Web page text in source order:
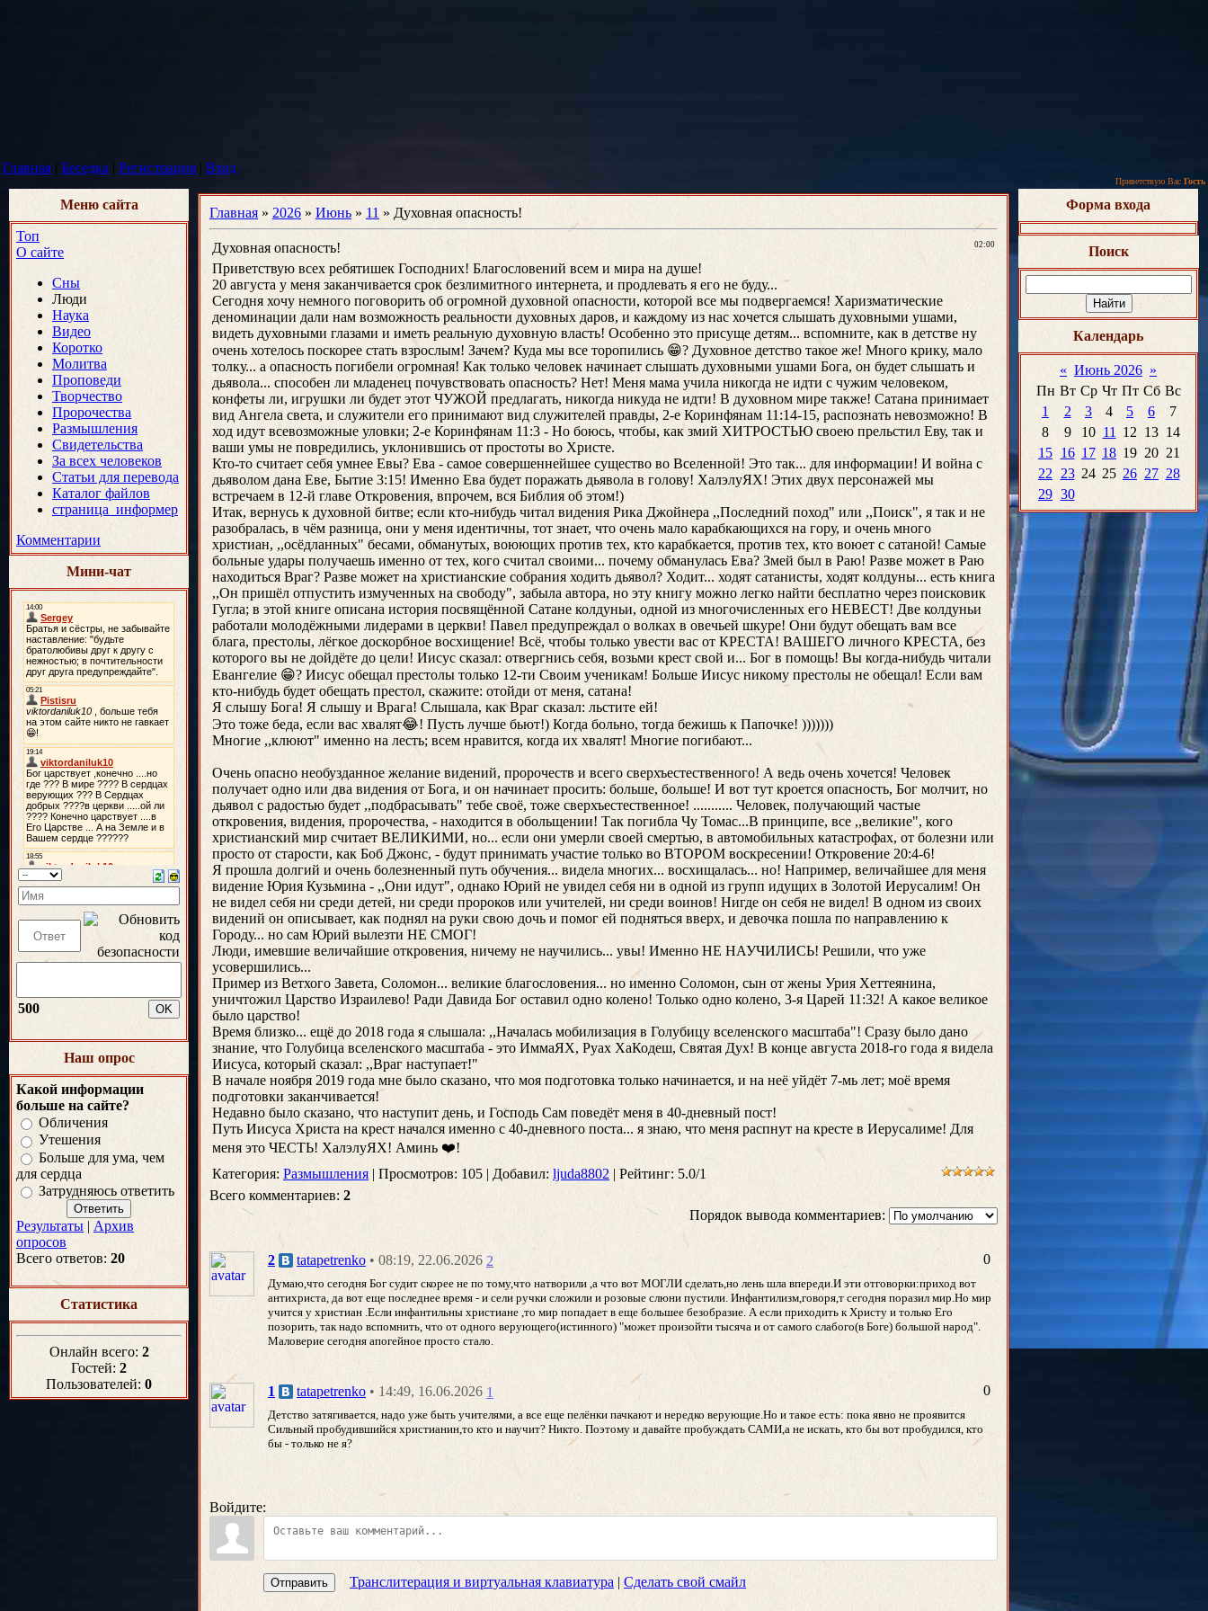
Главная | Беседка | Регистрация | Вход
Приветствую Вас Гость
Меню сайта
Топ
О сайте
Сны
Люди
Наука
Видео
Коротко
Молитва
Проповеди
Творчество
Пророчества
Размышления
Свидетельства
За всех человеков
Статьи для перевода
Каталог файлов
страница_информер
Комментарии
Мини-чат
500
Наш опрос
Какой информации
больше на сайте?
Обличения
Утешения
Больше для ума, чем
для сердца
Затрудняюсь ответить
Результаты | Архив
опросов
Всего ответов: 20
Статистика
Онлайн всего: 2
Гостей: 2
Пользователей: 0
Главная » 2026 » Июнь » 11 » Духовная опасность!
02:00
Духовная опасность!
Приветствую всех ребятишек Господних! Благословений всем и мира на душе!
20 августа у меня заканчивается срок безлимитного интернета, и продлевать я его не буду...
Сегодня хочу немного поговорить об огромной духовной опасности, которой все мы подвергаемся! Харизматические
деноминации дали нам возможность реальности духовных даров, и каждому из нас хочется слышать духовными ушами,
видеть духовными глазами и иметь реальную духовную власть! Особенно это присуще детям... вспомните, как в детстве ну
очень хотелось поскорее стать взрослым! Зачем? Куда мы все торопились 😁? Духовное детство такое же! Много крику, мало
толку... а опасность погибели огромная! Как только человек начинает слышать духовными ушами Бога, он будет слышать и
дьявола... способен ли младенец почувствовать опасность? Нет! Меня мама учила никогда не идти с чужим человеком,
конфеты ли, игрушки ли будет этот ЧУЖОЙ предлагать, никогда никуда не идти! В духовном мире также! Сатана принимает
вид Ангела света, и служители его принимают вид служителей правды, 2-е Коринфянам 11:14-15, распознать невозможно! В
ход идут всевозможные уловки; 2-е Коринфянам 11:3 - Но боюсь, чтобы, как змий ХИТРОСТЬЮ своею прельстил Еву, так и
ваши умы не повредились, уклонившись от простоты во Христе.
Кто-то считает себя умнее Евы? Ева - самое совершеннейшее существо во Вселенной! Это так... для информации! И война с
дьяволом дана Еве, Бытие 3:15! Именно Ева будет поражать дьявола в голову! ХалэлуЯХ! Этих двух персонажей мы
встречаем в 12-й главе Откровения, впрочем, вся Библия об этом!)
Итак, вернусь к духовной битве; если кто-нибудь читал видения Рика Джойнера ,,Последний поход" или ,,Поиск", я так и не
разобралась, в чём разница, они у меня идентичны, тот знает, что очень мало карабкающихся на гору, и очень много
христиан, ,,осёдланных" бесами, обманутых, воюющих против тех, кто карабкается, против тех, кто воюет с сатаной! Самые
больные удары получаешь именно от тех, кого считал своими... почему обманулась Ева? Змей был в Раю! Разве может в Раю
находиться Враг? Разве может на христианские собрания ходить дьявол? Ходит... ходят сатанисты, ходят колдуны... есть книга
,,Он пришёл отпустить измученных на свободу", забыла автора, но эту книгу можно легко найти бесплатно через поисковик
Гугла; в этой книге описана история посвящённой Сатане колдуньи, одной из многочисленных его НЕВЕСТ! Две колдуньи
работали молодёжными лидерами в церкви! Павел предупреждал о волках в овечьей шкуре! Они будут обещать вам все
блага, престолы, лёгкое доскорбное восхищение! Всё, чтобы только увести вас от КРЕСТА! ВАШЕГО личного КРЕСТА, без
которого вы не дойдёте до цели! Иисус сказал: отвергнись себя, возьми крест свой и... Бог в помощь! Вы когда-нибудь читали
Евангелие 😁? Иисус обещал престолы только 12-ти Своим ученикам! Больше Иисус никому престолы не обещал! Если вам
кто-нибудь будет обещать престол, скажите: отойди от меня, сатана!
Я слышу Бога! Я слышу и Врага! Слышала, как Враг сказал: льстите ей!
Это тоже беда, если вас хвалят😂! Пусть лучше бьют!) Когда больно, тогда бежишь к Папочке! )))))))
Многие ,,клюют" именно на лесть; всем нравится, когда их хвалят! Многие погибают...
Очень опасно необузданное желание видений, пророчеств и всего сверхъестественного! А ведь очень хочется! Человек
получает одно или два видения от Бога, и он начинает просить: больше, больше! И вот тут кроется опасность, Бог молчит, но
дьявол с радостью будет ,,подбрасывать" тебе своё, тоже сверхъестественное! ........... Человек, получающий частые
откровения, видения, пророчества, - находится в обольщении! Так погибла Чу Томас...В принципе, все ,,великие", кого
христианский мир считает ВЕЛИКИМИ, но... если они умерли своей смертью, в автомобильных катастрофах, от болезни или
просто от старости, как Боб Джонс, - будут принимать участие только во ВТОРОМ воскресении! Откровение 20:4-6!
Я прошла долгий и очень болезненный путь обучения... видела многих... восхищалась... но! Например, величайшее для меня
видение Юрия Кузьмина - ,,Они идут", однако Юрий не увидел себя ни в одной из групп идущих в Золотой Иерусалим! Он
не видел себя ни среди детей, ни среди пророков или учителей, ни среди воинов! Нигде он себя не видел! В одном из своих
видений он описывает, как поднял на руки свою дочь и помог ей подняться вверх, и девочка пошла по направлению к
Городу... но сам Юрий вылезти НЕ СМОГ!
Люди, имевшие величайшие откровения, ничему не научились... увы! Именно НЕ НАУЧИЛИСЬ! Решили, что уже
усовершились...
Пример из Ветхого Завета, Соломон... великие благословения... но именно Соломон, сын от жены Урия Хеттеянина,
уничтожил Царство Израилево! Ради Давида Бог оставил одно колено! Только одно колено, 3-я Царей 11:32! А какое великое
было царство!
Время близко... ещё до 2018 года я слышала: ,,Началась мобилизация в Голубицу вселенского масштаба"! Сразу было дано
знание, что Голубица вселенского масштаба - это ИммаЯХ, Руах ХаКодеш, Святая Дух! В конце августа 2018-го года я видела
Иисуса, который сказал: ,,Враг наступает!"
В начале ноября 2019 года мне было сказано, что моя подготовка только начинается, и на неё уйдёт 7-мь лет; моё время
подготовки заканчивается!
Недавно было сказано, что наступит день, и Господь Сам поведёт меня в 40-дневный пост!
Путь Иисуса Христа на крест начался именно с 40-дневного поста... я знаю, что меня распнут на кресте в Иерусалиме! Для
меня это ЧЕСТЬ! ХалэлуЯХ! Аминь ❤️!
Категория: Размышления | Просмотров: 105 | Добавил: ljuda8802 | Рейтинг: 5.0/1
Всего комментариев: 2
Порядок вывода комментариев:
0
2 tatapetrenko • 08:19, 22.06.2026 2
Думаю,что сегодня Бог судит скорее не по тому,что натворили ,а что вот МОГЛИ сделать,но лень шла впереди.И эти отговорки:приход вот
антихриста, да вот еще последнее время - и сели ручки сложили и розовые слюни пустили. Инфантилизм,говоря,т сегодня поразил мир.Но мир
учится у христиан .Если инфантильны христиане ,то мир попадает в еще большее безобразие. А если приходить к Христу и только Его
позорить, так надо вспомнить, что от одного верующего(истинного) "может произойти тысяча и от самого слабого(в Боге) большой народ".
Маловерие сегодня апогейное просто стало.
0
1 tatapetrenko • 14:49, 16.06.2026 1
Детство затягивается, надо уже быть учителями, а все еще пелёнки пачкают и нередко верующие.Но и такое есть: пока явно не проявится
Сильный пробудившийся христианин,то кто и научит? Никто. Поэтому и давайте пробуждать САМИ,а не искать, кто бы вот пробудился, кто
бы - только не я?
Войдите:
Отправить Транслитерация и виртуальная клавиатура | Сделать свой смайл
Форма входа
Поиск
Календарь
« Июнь 2026 »
Пн Вт Ср Чт Пт Сб Вс
1
2 3 4 5 6
7
8
9 10 11 12 13 14
15 16 17 18 19 20 21
22 23 24 25 26 27 28
29 30